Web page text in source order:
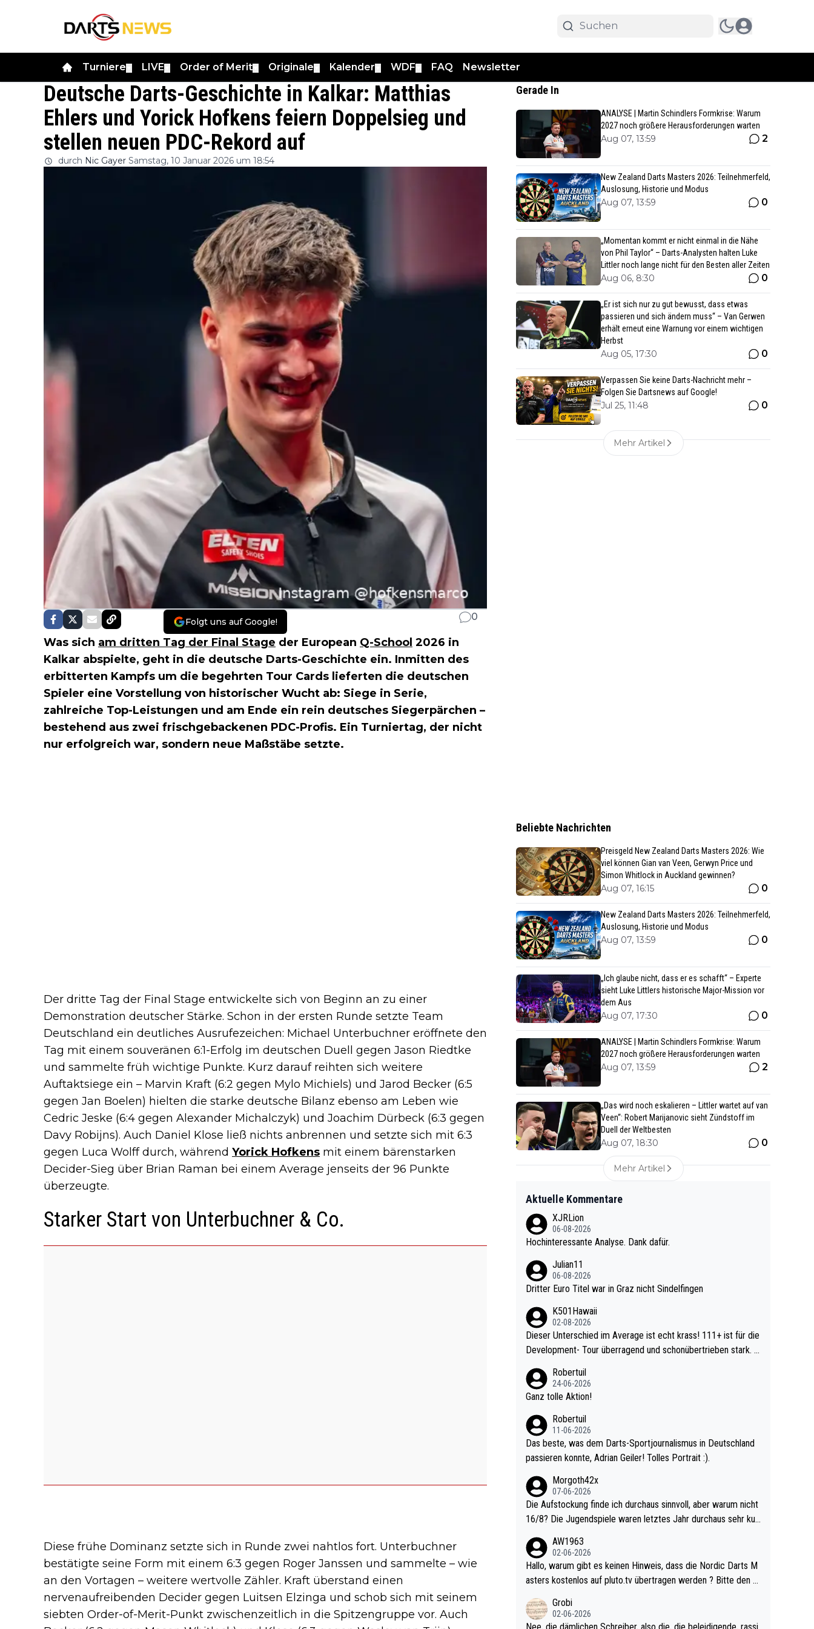
Turniere LIVE Order of Merit Originale Kalender WDF FAQ Newsletter
Deutsche Darts-Geschichte in Kalkar: Matthias
Ehlers und Yorick Hofkens feiern Doppelsieg und
stellen neuen PDC-Rekord auf
durch Nic Gayer Samstag, 10 Januar 2026 um 18:54
Folgt uns auf Google! 0
Was sich am dritten Tag der Final Stage der European Q-School 2026 in
Kalkar abspielte, geht in die deutsche Darts-Geschichte ein. Inmitten des
erbitterten Kampfs um die begehrten Tour Cards lieferten die deutschen
Spieler eine Vorstellung von historischer Wucht ab: Siege in Serie,
zahlreiche Top-Leistungen und am Ende ein rein deutsches Siegerpärchen –
bestehend aus zwei frischgebackenen PDC-Profis. Ein Turniertag, der nicht
nur erfolgreich war, sondern neue Maßstäbe setzte.
Der dritte Tag der Final Stage entwickelte sich von Beginn an zu einer
Demonstration deutscher Stärke. Schon in der ersten Runde setzte Team
Deutschland ein deutliches Ausrufezeichen: Michael Unterbuchner eröffnete den
Tag mit einem souveränen 6:1-Erfolg im deutschen Duell gegen Jason Riedtke
und sammelte früh wichtige Punkte. Kurz darauf reihten sich weitere
Auftaktsiege ein – Marvin Kraft (6:2 gegen Mylo Michiels) und Jarod Becker (6:5
gegen Jan Boelen) hielten die starke deutsche Bilanz ebenso am Leben wie
Cedric Jeske (6:4 gegen Alexander Michalczyk) und Joachim Dürbeck (6:3 gegen
Davy Robijns). Auch Daniel Klose ließ nichts anbrennen und setzte sich mit 6:3
gegen Luca Wolff durch, während Yorick Hofkens mit einem bärenstarken
Decider-Sieg über Brian Raman bei einem Average jenseits der 96 Punkte
überzeugte.
Starker Start von Unterbuchner & Co.
Diese frühe Dominanz setzte sich in Runde zwei nahtlos fort. Unterbuchner
bestätigte seine Form mit einem 6:3 gegen Roger Janssen und sammelte – wie
an den Vortagen – weitere wertvolle Zähler. Kraft überstand einen
nervenaufreibenden Decider gegen Luitsen Elzinga und schob sich mit seinem
siebten Order-of-Merit-Punkt zwischenzeitlich in die Spitzengruppe vor. Auch
Gerade In
ANALYSE | Martin Schindlers Formkrise: Warum
2027 noch größere Herausforderungen warten
Aug 07, 13:59 2
New Zealand Darts Masters 2026: Teilnehmerfeld,
Auslosung, Historie und Modus
Aug 07, 13:59 0
„Momentan kommt er nicht einmal in die Nähe
von Phil Taylor“ – Darts-Analysten halten Luke
Littler noch lange nicht für den Besten aller Zeiten
Aug 06, 8:30 0
„Er ist sich nur zu gut bewusst, dass etwas
passieren und sich ändern muss“ – Van Gerwen
erhält erneut eine Warnung vor einem wichtigen
Herbst
Aug 05, 17:30 0
Verpassen Sie keine Darts-Nachricht mehr –
Folgen Sie Dartsnews auf Google!
Jul 25, 11:48 0
Mehr Artikel
Beliebte Nachrichten
Preisgeld New Zealand Darts Masters 2026: Wie
viel können Gian van Veen, Gerwyn Price und
Simon Whitlock in Auckland gewinnen?
Aug 07, 16:15 0
New Zealand Darts Masters 2026: Teilnehmerfeld,
Auslosung, Historie und Modus
Aug 07, 13:59 0
„Ich glaube nicht, dass er es schafft“ – Experte
sieht Luke Littlers historische Major-Mission vor
dem Aus
Aug 07, 17:30 0
ANALYSE | Martin Schindlers Formkrise: Warum
2027 noch größere Herausforderungen warten
Aug 07, 13:59 2
„Das wird noch eskalieren – Littler wartet auf van
Veen“: Robert Marijanovic sieht Zündstoff im
Duell der Weltbesten
Aug 07, 18:30 0
Mehr Artikel
Aktuelle Kommentare
XJRLion
06-08-2026
Hochinteressante Analyse. Dank dafür.
Julian11
06-08-2026
Dritter Euro Titel war in Graz nicht Sindelfingen
K501Hawaii
02-08-2026
Dieser Unterschied im Average ist echt krass! 111+ ist für die
Development- Tour überragend und schonübertrieben stark. U
e mal 40+ erst recht. Da gewinnst keinen Blumentopf - ist ja n
och krasser wie ein Pokalspiel eines Kreisligisten vs einem Bu
Robertuil
24-06-2026
Ganz tolle Aktion!
Robertuil
11-06-2026
Das beste, was dem Darts-Sportjournalismus in Deutschland
passieren konnte, Adrian Geiler! Tolles Portrait :).
Morgoth42x
07-06-2026
Die Aufstockung finde ich durchaus sinnvoll, aber warum nicht
16/8? Die Jugendspiele waren letztes Jahr durchaus sehr kur
l. Allerdings ist Mitchell Lawrie als Nummer 1 der Welt eh quali
fiziert. Somit ändert die automatische Qualifikation des Weltm
eisters erstmal nichts. Ich denke sie wollen damit für nächste
d wohl wenig WDF Turniere spielen. Dies war bei Archie Self l
etztes Jahr der Fall. Er musste als amtierender Weltmeister d
AW1963
02-06-2026
Hallo, warum gibt es keinen Hinweis, dass die Nordic Darts M
asters kostenlos auf pluto.tv übertragen werden ? Bitte den A
Grobi
02-06-2026